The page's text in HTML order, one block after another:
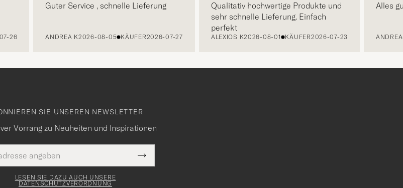
Guter Service , schnelle Lieferung
ANDREA K2026-08-05 KÄUFER2026-07-27
Qualitativ hochwertige Produkte und
sehr schnelle Lieferung. Einfach
perfekt
ALEXIOS K2026-08-01 KÄUFER2026-07-23
Alles gut
ANDREAS S
SIE UNSEREN NEWSLETTER
Vorrang zu Neuheiten und Inspirationen
Submit
Newsletter
LESEN SIE DAZU AUCH UNSERE
DATENSCHUTZVERORDNUNG